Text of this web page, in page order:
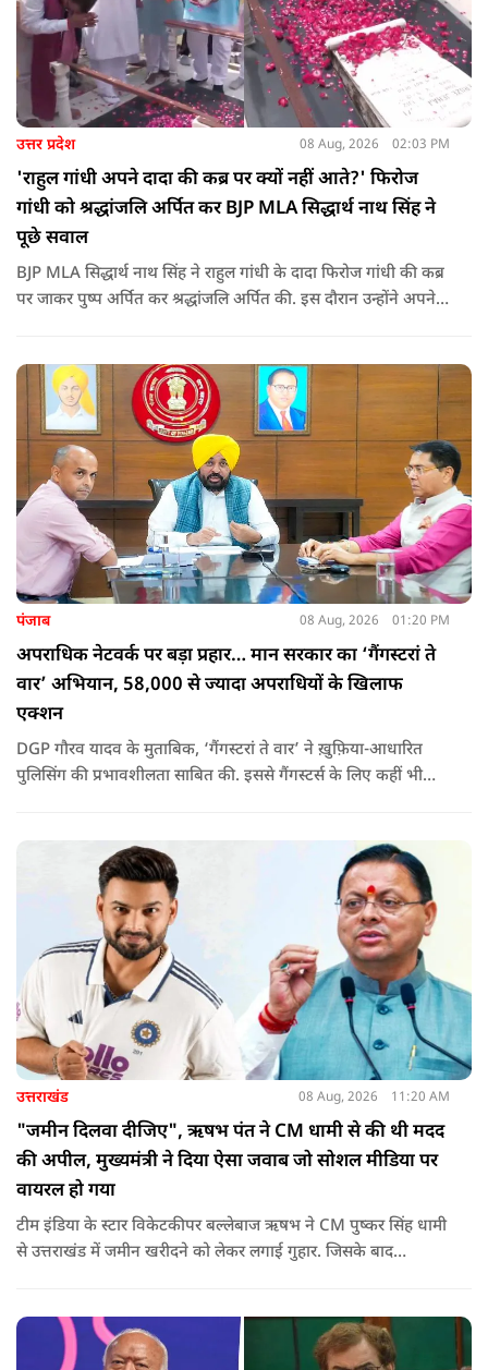
उत्तर प्रदेश 08 Aug, 2026 02:03 PM
'राहुल गांधी अपने दादा की कब्र पर क्यों नहीं आते?' फिरोज
गांधी को श्रद्धांजलि अर्पित कर BJP MLA सिद्धार्थ नाथ सिंह ने
पूछे सवाल
BJP MLA सिद्धार्थ नाथ सिंह ने राहुल गांधी के दादा फिरोज गांधी की कब्र
पर जाकर पुष्प अर्पित कर श्रद्धांजलि अर्पित की. इस दौरान उन्होंने अपने
कि वह भविष्य में क्या करें.
पंजाब 08 Aug, 2026 01:20 PM
अपराधिक नेटवर्क पर बड़ा प्रहार… मान सरकार का ‘गैंगस्टरां ते
वार’ अभियान, 58,000 से ज्यादा अपराधियों के खिलाफ
एक्शन
DGP गौरव यादव के मुताबिक, ‘गैंगस्टरां ते वार’ ने ख़ुफ़िया-आधारित
पुलिसिंग की प्रभावशीलता साबित की. इससे गैंगस्टर्स के लिए कहीं भी
उत्तराखंड 08 Aug, 2026 11:20 AM
"जमीन दिलवा दीजिए", ऋषभ पंत ने CM धामी से की थी मदद
की अपील, मुख्यमंत्री ने दिया ऐसा जवाब जो सोशल मीडिया पर
वायरल हो गया
टीम इंडिया के स्टार विकेटकीपर बल्लेबाज ऋषभ ने CM पुष्कर सिंह धामी
से उत्तराखंड में जमीन खरीदने को लेकर लगाई गुहार. जिसके बाद